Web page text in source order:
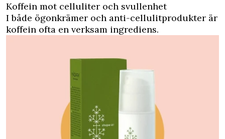
Koffein mot celluliter och svullenhet
I både ögonkrämer och anti-cellulitprodukter är
koffein ofta en verksam ingrediens.